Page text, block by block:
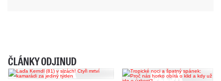
ČLÁNKY ODJINUD